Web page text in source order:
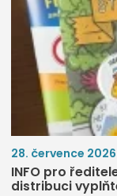
28. července 2026
INFO pro ředitele
distribuci